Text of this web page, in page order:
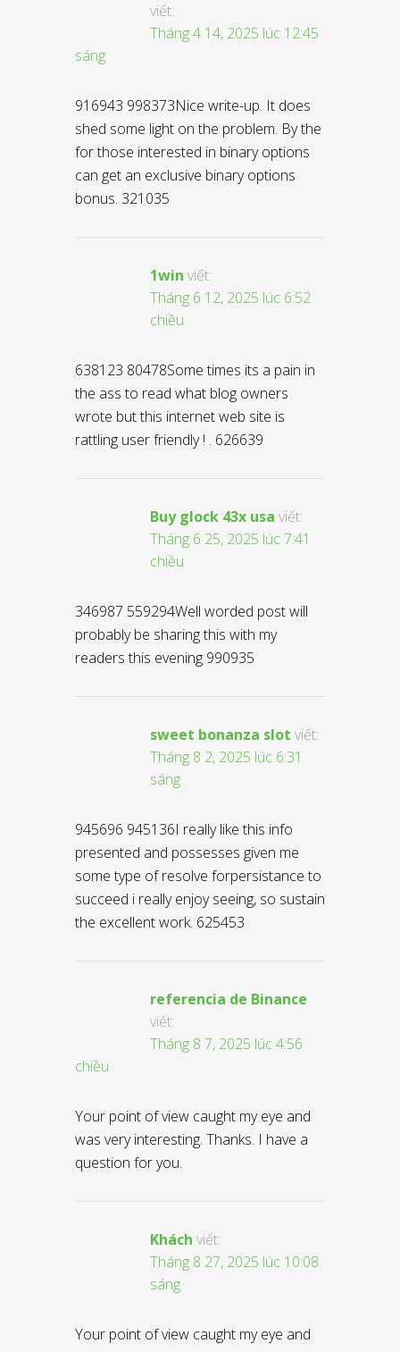
viết:
Tháng 4 14, 2025 lúc 12:45
sáng
916943 998373Nice write-up. It does
shed some light on the problem. By the
for those interested in binary options
can get an exclusive binary options
bonus. 321035
1win viết:
Tháng 6 12, 2025 lúc 6:52
chiều
638123 80478Some times its a pain in
the ass to read what blog owners
wrote but this internet web site is
rattling user friendly ! . 626639
Buy glock 43x usa viết:
Tháng 6 25, 2025 lúc 7:41
chiều
346987 559294Well worded post will
probably be sharing this with my
readers this evening 990935
sweet bonanza slot viết:
Tháng 8 2, 2025 lúc 6:31
sáng
945696 945136I really like this info
presented and possesses given me
some type of resolve forpersistance to
succeed i really enjoy seeing, so sustain
the excellent work. 625453
referencia de Binance
viết:
Tháng 8 7, 2025 lúc 4:56
chiều
Your point of view caught my eye and
was very interesting. Thanks. I have a
question for you.
Khách viết:
Tháng 8 27, 2025 lúc 10:08
sáng
Your point of view caught my eye and